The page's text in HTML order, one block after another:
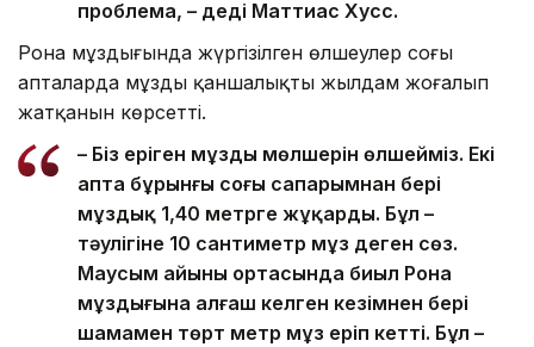
проблема, – деді Маттиас Хусс.
Рона мұздығында жүргізілген өлшеулер соңғы
апталарда мұздың қаншалықты жылдам жоғалып
жатқанын көрсетті.
– Біз еріген мұздың мөлшерін өлшейміз. Екі
апта бұрынғы соңғы сапарымнан бері
мұздық 1,40 метрге жұқарды. Бұл –
тәулігіне 10 сантиметр мұз деген сөз.
Маусым айының ортасында биыл Рона
мұздығына алғаш келген кезімнен бері
шамамен төрт метр мұз еріп кетті. Бұл –